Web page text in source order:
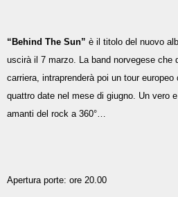
“Behind The Sun” è il titolo del nuovo
uscirà il 7 marzo. La band norvegese che
carriera, intraprenderà poi un tour
quattro date nel mese di giugno. Un vero
amanti del rock a 360°…
Apertura porte: ore 20.00